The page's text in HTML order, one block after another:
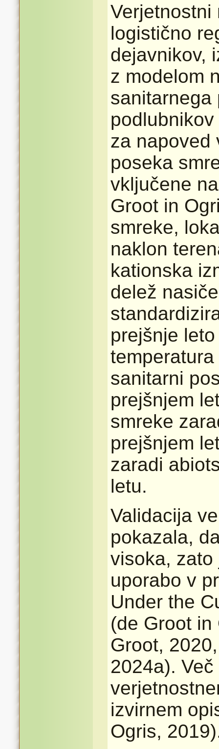
Verjetnostni
logistično
dejavnikov,
z modelom
sanitarnega
za napoved
poseka
vključene
Groot in
smreke,
naklon
kationska
delež
prejšnje
sanitarni
prejšnjem
smreke
prejšnjem
zaradi
letu.
Validacija
pokazala,
visoka, zato
uporabo v
Under the
(de Groot
Groot,
2024a).
izvirnem
Ogris,